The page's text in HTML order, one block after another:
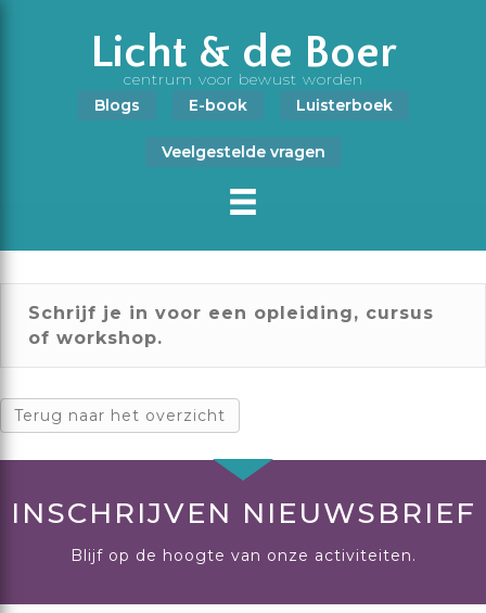
Licht & de Boer
centrum voor bewust worden
Blogs
E-book Luisterboek
Veelgestelde vragen
Schrijf je in voor een opleiding, cursus
of workshop.
Terug naar het overzicht
INSCHRIJVEN NIEUWSBRIEF
Blijf op de hoogte van onze activiteiten.